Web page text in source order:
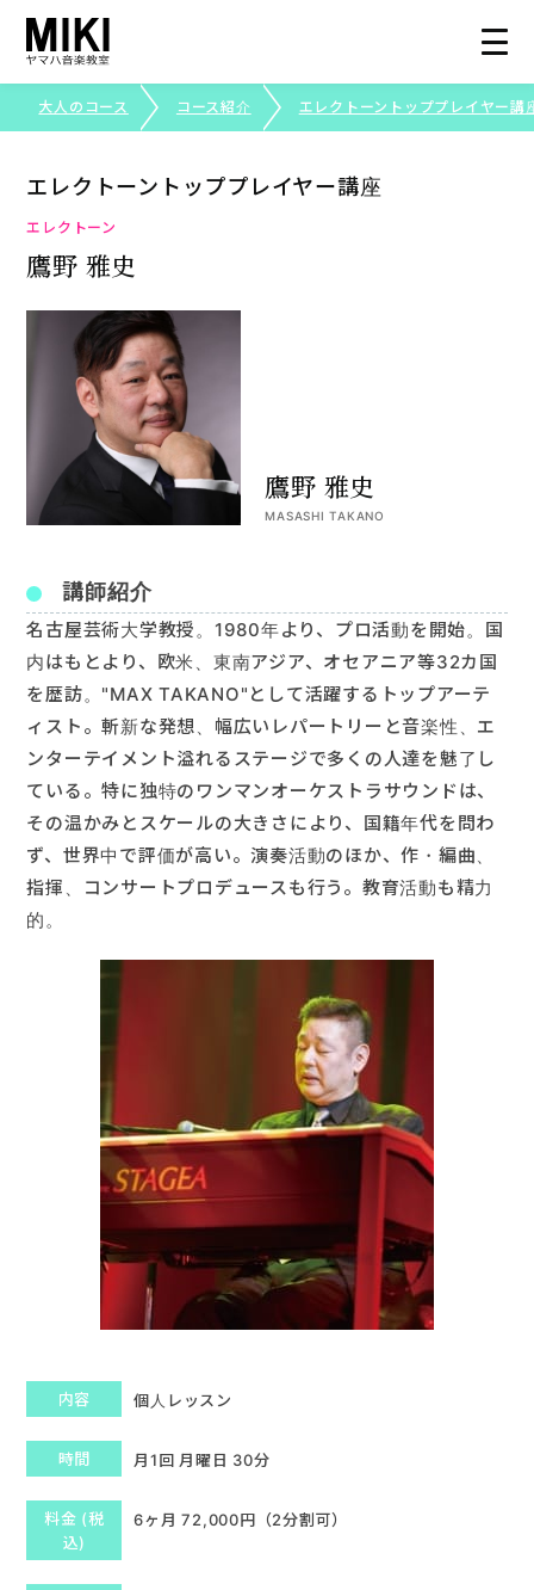
大人のコース
生徒さまの声
写真で見る三木楽器
ピアノ・エレクトーンコンクール
お申込み・お問い合わせ
大人のコース コース紹介 エレクトーントッププレイヤー講
エレクトーントッププレイヤー講座
エレクトーン
鷹野 雅史
鷹野 雅史
MASASHI TAKANO
講師紹介
名古屋芸術大学教授。1980年より、プロ活動を開始。国
内はもとより、欧米、東南アジア、オセアニア等32カ国
を歴訪。"MAX TAKANO"として活躍するトップアーテ
ィスト。斬新な発想、幅広いレパートリーと音楽性、エ
ンターテイメント溢れるステージで多くの人達を魅了し
ている。特に独特のワンマンオーケストラサウンドは、
その温かみとスケールの大きさにより、国籍年代を問わ
ず、世界中で評価が高い。演奏活動のほか、作・編曲、
指揮、コンサートプロデュースも行う。教育活動も精力
的。
内容 個人レッスン
時間 月1回 月曜日 30分
料金 (税
込)
6ヶ月 72,000円（2分割可）